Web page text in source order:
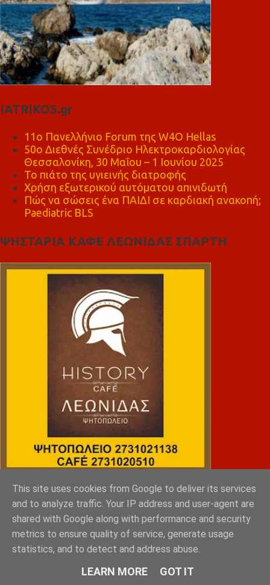
IATRIKOS.gr
11ο Πανελλήνιο Forum της W4O Hellas
50ο Διεθνές Συνέδριο Ηλεκτροκαρδιολογίας
Θεσσαλονίκη, 30 Μαΐου – 1 Ιουνίου 2025
Το πιάτο της υγιεινής διατροφής
Χρήση εξωτερικού αυτόματου απινιδωτή
Πώς να σώσεις ένα ΠΑΙΔΙ σε καρδιακή ανακοπή;
Paediatric BLS
ΨΗΣΤΑΡΙΑ ΚΑΦΕ ΛΕΩΝΙΔΑΣ ΣΠΑΡΤΗ
NRG SPORTS
This site uses cookies from Google to deliver its services
and to analyze traffic. Your IP address and user-agent are
shared with Google along with performance and security
metrics to ensure quality of service, generate usage
statistics, and to detect and address abuse.
LEARN MORE GOT IT